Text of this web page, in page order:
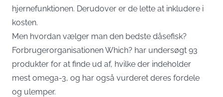
hjernefunktionen. Derudover er de lette at inkludere i
kosten.
Men hvordan vælger man den bedste dåsefisk?
Forbrugerorganisationen Which? har undersøgt 93
produkter for at finde ud af, hvilke der indeholder
mest omega-3, og har også vurderet deres fordele
og ulemper.